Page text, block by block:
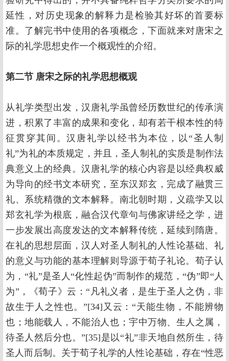
延性，对历史现象的解释力是检验其好坏的首要标
准。了解完书中使用的各项概念，下面就来对唐宋之
际的礼学思想史作一个概观性的介绍。
第二节 唐宋之际的礼学思想概观
从礼学类型出发，汉唐礼学虽曾经历数世纪的传承演
进，积累了丰富的成果和变化，却有若干根本性的特
征贯穿其间。汉唐礼学以经书为本位，以“圣人制
礼”为礼的本质规定，并且，圣人制礼的实质是制作法
典意义上的经典。汉唐礼学的核心内容是以经典权威
为导向的经书文本研究，至东汉郑玄，完成了融贯三
礼、系统精微的文本解释。南北朝时期，义疏学又以
郑玄礼学为根底，融合汉代章句与佛家讲经之学，进
一步发展出高度发达的文本解释传统，延续到隋唐。
在礼的思想层面，汉人对圣人制礼的人性论基础、礼
的意义与功能的基本理解则导源于荀子礼论。荀子认
为，“礼”是圣人“化性起伪”而制作的规范，“伪”即“人
为”，《荀子》云：“凡礼义者，是生于圣人之伪，非
故生于人之性也。”[34]又云：“天能生物，不能辨物
也；地能载人，不能治人也；宇中万物、生人之属，
待圣人然后分也。”[35]是以“礼”非天地自然所生，待
圣人而后制。关于荀子礼学的人性论基础，存在“性恶